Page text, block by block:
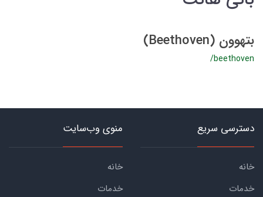
بتهوون (Beethoven)
/beethoven
دسترسی سریع
خانه
خدمات
منوی وب‌سایت
خانه
خدمات